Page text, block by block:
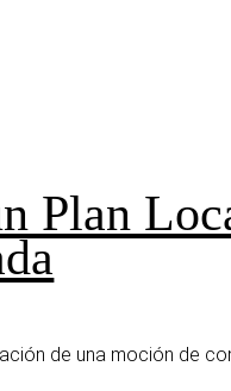
Plan
de una moción de